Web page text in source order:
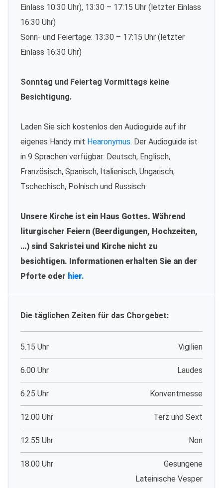
Einlass 10:30 Uhr), 13:30 – 17:15 Uhr (letzter Einlass
16:30 Uhr)
Sonn- und Feiertage: 13:30 – 17:15 Uhr (letzter
Einlass 16:30 Uhr)
Sonntag und Feiertag Vormittags keine
Besichtigung.
Laden Sie sich kostenlos den Audioguide auf ihr
eigenes Handy mit Hearonymus. Der Audioguide ist
in 9 Sprachen verfügbar: Deutsch, Englisch,
Französisch, Spanisch, Italienisch, Ungarisch,
Tschechisch, Polnisch und Russisch.
Unsere Kirche ist ein Haus Gottes. Während
liturgischer Feiern (Beerdigungen, Hochzeiten,
…) sind Sakristei und Kirche nicht zu
besichtigen. Informationen erhalten Sie an der
Pforte oder hier.
Die täglichen Zeiten für das Chorgebet:
5.15 Uhr Vigilien
6.00 Uhr Laudes
6.25 Uhr Konventmesse
12.00 Uhr Terz und Sext
12.55 Uhr Non
18.00 Uhr
Gesungene
Lateinische Vesper